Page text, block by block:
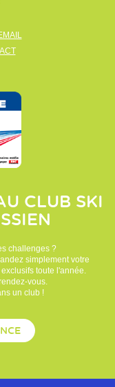
CLUB SKI
challenges ?
simplement votre
toute l'année.
vous.
un club !